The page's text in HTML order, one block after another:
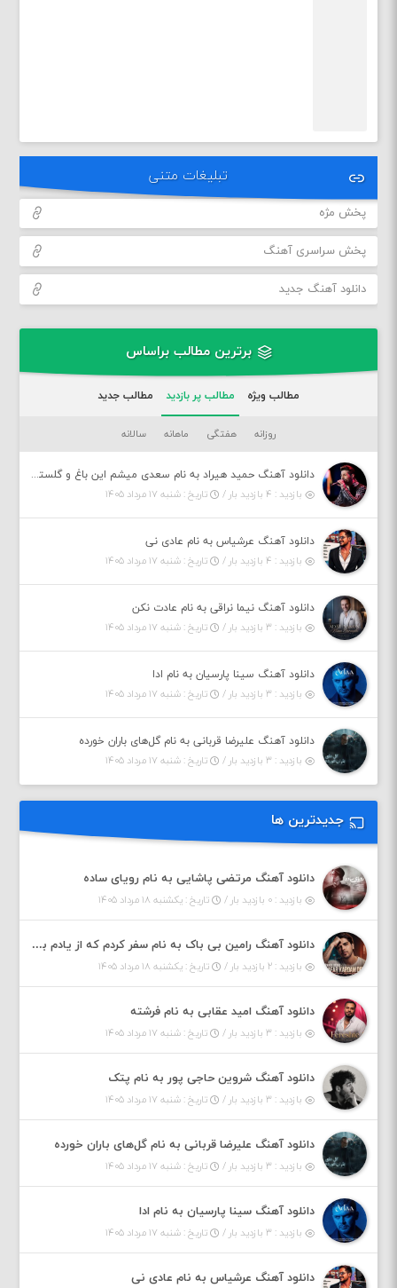
تبلیغات متنی
پخش مژه
پخش سراسری آهنگ
دانلود آهنگ جدید
برترین مطالب براساس
مطالب ویژه مطالب پر بازدید مطالب جدید
روزانه هفتگی ماهانه سالانه
دانلود آهنگ حمید هیراد به نام سعدی میشم این باغ و گلستون کنی واسم خیام زمانه ام به تو پرت حواسم
بازدید : ۴ بازدید بار /
تاریخ : شنبه ۱۷ مرداد ۱۴۰۵
دانلود آهنگ عرشیاس به نام عادی نی
بازدید : ۴ بازدید بار /
تاریخ : شنبه ۱۷ مرداد ۱۴۰۵
دانلود آهنگ نیما نراقی به نام عادت نکن
بازدید : ۳ بازدید بار /
تاریخ : شنبه ۱۷ مرداد ۱۴۰۵
دانلود آهنگ سینا پارسیان به نام ادا
بازدید : ۳ بازدید بار /
تاریخ : شنبه ۱۷ مرداد ۱۴۰۵
دانلود آهنگ علیرضا قربانی به نام گل‌های باران خورده
بازدید : ۳ بازدید بار /
تاریخ : شنبه ۱۷ مرداد ۱۴۰۵
جدیدترین ها
دانلود آهنگ مرتضی پاشایی به نام رویای ساده
بازدید : ۰ بازدید بار / تاریخ : یکشنبه ۱۸ مرداد ۱۴۰۵
دانلود آهنگ رامین بی باک به نام سفر کردم که از یادم بری دیدم نمیشه
بازدید : ۲ بازدید بار / تاریخ : یکشنبه ۱۸ مرداد ۱۴۰۵
دانلود آهنگ امید عقابی به نام فرشته
بازدید : ۳ بازدید بار / تاریخ : شنبه ۱۷ مرداد ۱۴۰۵
دانلود آهنگ شروین حاجی پور به نام پتک
بازدید : ۳ بازدید بار / تاریخ : شنبه ۱۷ مرداد ۱۴۰۵
دانلود آهنگ علیرضا قربانی به نام گل‌های باران خورده
بازدید : ۳ بازدید بار / تاریخ : شنبه ۱۷ مرداد ۱۴۰۵
دانلود آهنگ سینا پارسیان به نام ادا
بازدید : ۳ بازدید بار / تاریخ : شنبه ۱۷ مرداد ۱۴۰۵
دانلود آهنگ عرشیاس به نام عادی نی